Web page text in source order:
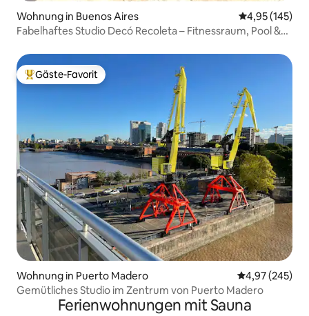
Wohnung in Buenos Aires
4,95 (145)
Fabelhaftes Studio Decó Recoleta – Fitnessraum, Pool &
Beliebter Gäste-Favorit.
Gäste-Favorit
Wohnung in Puerto Madero
4,97 (245)
Gemütliches Studio im Zentrum von Puerto Madero
Ferienwohnungen mit Sauna